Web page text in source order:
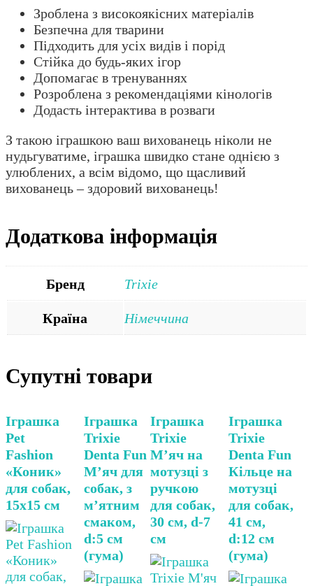
Зроблена з високоякісних матеріалів
Безпечна для тварини
Підходить для усіх видів і порід
Стійка до будь-яких ігор
Допомагає в тренуваннях
Розроблена з рекомендаціями кінологів
Додасть інтерактива в розваги
З такою іграшкою ваш вихованець ніколи не
нудьгуватиме, іграшка швидко стане однією з
улюблених, а всім відомо, що щасливий
вихованець – здоровий вихованець!
Додаткова інформація
Бренд Trixie
Країна Німеччина
Супутні товари
Іграшка
Pet
Fashion
«Коник»
для собак,
15х15 см
Іграшка
Trixie
Denta Fun
М’яч для
собак, з
м’ятним
смаком,
d:5 см
(гума)
Іграшка
Trixie
М’яч на
мотузці з
ручкою
для собак,
30 см, d-7
см
Іграшка
Trixie
Denta Fun
Кільце на
мотузці
для собак,
41 см,
d:12 см
(гума)